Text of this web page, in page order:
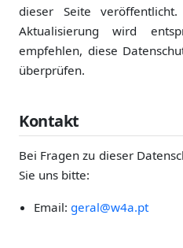
dieser Seite
Aktualisierung wird
empfehlen, diese
überprüfen.
Kontakt
Bei Fragen zu dieser
Sie uns bitte:
Email:geral@w4a.pt